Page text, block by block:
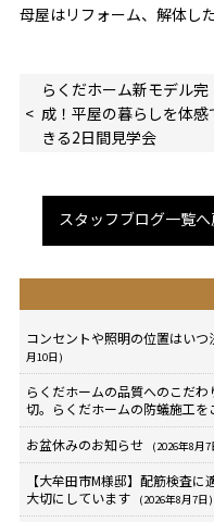
母屋はリフォーム、解体し
らくだホーム新モデル完
成！平屋の暮らしを体感
きる2日間見学会
スタッフブログ一覧へ
コンセントや照明の位置はい
月10日)
らくだホームの品質へのこだ
切。らくだホームの防蟻施工を
お盆休みのお知らせ (2026年8月7
【大牟田市M様邸】配筋検査
大切にしています
(2026年8月7日)